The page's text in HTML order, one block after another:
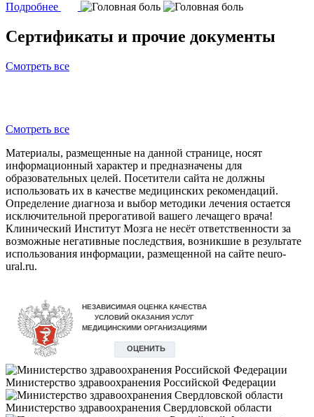
Подробнее
Сертификаты и прочие документы
Смотреть все
Смотреть все
Материалы, размещенные на данной странице, носят
информационный характер и предназначены для
образовательных целей. Посетители сайта не должны
использовать их в качестве медицинских рекомендаций.
Определение диагноза и выбор методики лечения остается
исключительной прерогативой вашего лечащего врача!
Клинический Институт Мозга не несёт ответственности за
возможные негативные последствия, возникшие в результате
использования информации, размещенной на сайте neuro-
ural.ru.
Министерство здравоохранения Российской Федерации
Министерство здравоохранения Свердловской области